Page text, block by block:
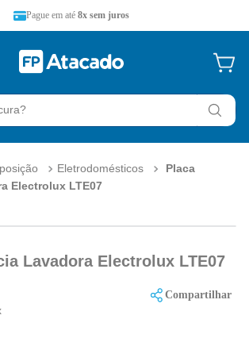
Pague em até 8x sem juros
Eletrodomésticos
Placa
Electrolux LTE07
Lavadora Electrolux LTE07
Compartilhar